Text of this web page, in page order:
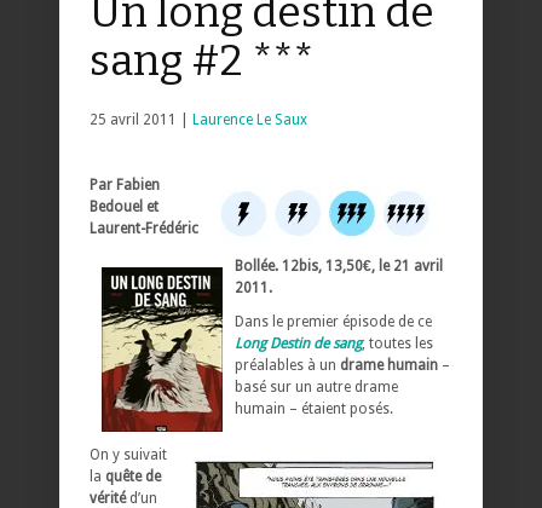
Un long destin de
sang #2 ***
25 avril 2011 | Laurence Le Saux
Par Fabien
Bedouel et
Laurent-Frédéric
Bollée. 12bis, 13,50€, le 21 avril
2011.
Dans le premier épisode de ce
Long Destin de sang, toutes les
préalables à un drame humain –
basé sur un autre drame
humain – étaient posés.
On y suivait
la quête de
véritéd’un